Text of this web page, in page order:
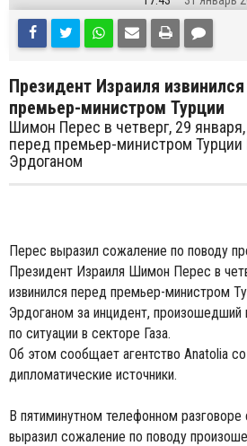
Президент Израиля
премьер-министром Турции
Шимон Перес в четверг, 29
перед премьер-министром Турции
Эрдоганом
Перес выразил сожаление по поводу
Президент Израиля Шимон Перес в
извинился перед премьер-министром
Эрдоганом за инцидент, произошедший
по ситуации в секторе Газа.
Об этом сообщает агентство Anatolia
дипломатические источники.
В пятиминутном телефонном
выразил сожаление по поводу